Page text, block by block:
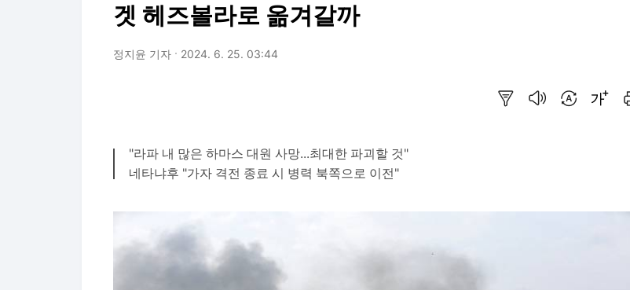
겟 헤즈볼라로 옮겨갈까
정지윤 기자 2024. 6. 25. 03:44
"라파 내 많은 하마스 대원 사망...최대한 파괴할 것"
네타냐후 "가자 격전 종료 시 병력 북쪽으로 이전"